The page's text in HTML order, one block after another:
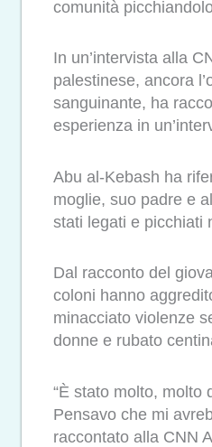
comunità
In un’intervista alla
palestinese, ancora
sanguinante, ha
esperienza in
Abu al-Kebash ha
moglie, suo padre e
stati legati e picchiati
Dal racconto del
coloni hanno
minacciato violenze
donne e rubato
“È stato molto, molto
Pensavo che mi
raccontato alla CNN